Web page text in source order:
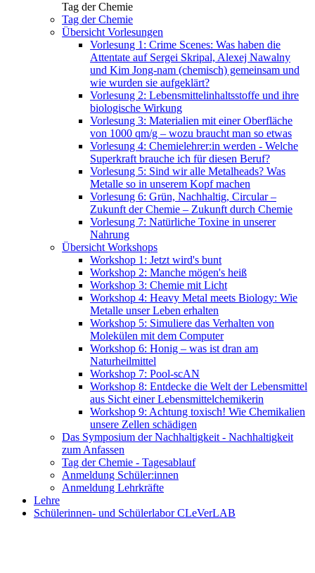
Tag der Chemie
Tag der Chemie
Übersicht Vorlesungen
Vorlesung 1: Crime Scenes: Was haben die
Attentate auf Sergei Skripal, Alexej Nawalny
und Kim Jong-nam (chemisch) gemeinsam und
wie wurden sie aufgeklärt?
Vorlesung 2: Lebensmittelinhaltsstoffe und ihre
biologische Wirkung
Vorlesung 3: Materialien mit einer Oberfläche
von 1000 qm/g – wozu braucht man so etwas
Vorlesung 4: Chemielehrer:in werden - Welche
Superkraft brauche ich für diesen Beruf?
Vorlesung 5: Sind wir alle Metalheads? Was
Metalle so in unserem Kopf machen
Vorlesung 6: Grün, Nachhaltig, Circular –
Zukunft der Chemie – Zukunft durch Chemie
Vorlesung 7: Natürliche Toxine in unserer
Nahrung
Übersicht Workshops
Workshop 1: Jetzt wird's bunt
Workshop 2: Manche mögen's heiß
Workshop 3: Chemie mit Licht
Workshop 4: Heavy Metal meets Biology: Wie
Metalle unser Leben erhalten
Workshop 5: Simuliere das Verhalten von
Molekülen mit dem Computer
Workshop 6: Honig – was ist dran am
Naturheilmittel
Workshop 7: Pool-scAN
Workshop 8: Entdecke die Welt der Lebensmittel
aus Sicht einer Lebensmittelchemikerin
Workshop 9: Achtung toxisch! Wie Chemikalien
unsere Zellen schädigen
Das Symposium der Nachhaltigkeit - Nachhaltigkeit
zum Anfassen
Tag der Chemie - Tagesablauf
Anmeldung Schüler:innen
Anmeldung Lehrkräfte
Lehre
Schülerinnen- und Schülerlabor CLeVerLAB